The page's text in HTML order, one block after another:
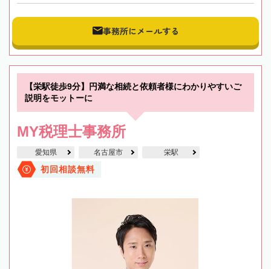
事務所にメールする
【栄駅徒歩9分】円満な相続と依頼者様にわかりやすいご
説明をモットーに
MY税理士事務所
愛知県 名古屋市 栄駅
初回相談無料